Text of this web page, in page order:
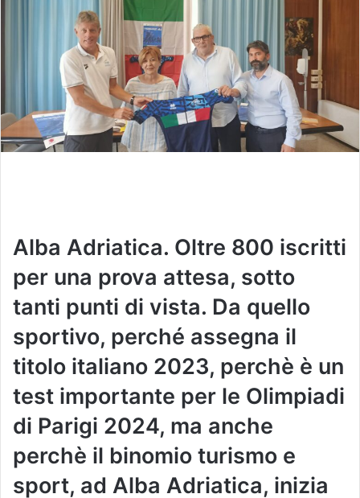
a
Alba Adriatica. Oltre 800 iscritti
per una prova attesa, sotto
tanti punti di vista. Da quello
sportivo, perché assegna il
titolo italiano 2023, perchè è un
test importante per le Olimpiadi
di Parigi 2024, ma anche
perchè il binomio turismo e
sport, ad Alba Adriatica, inizia